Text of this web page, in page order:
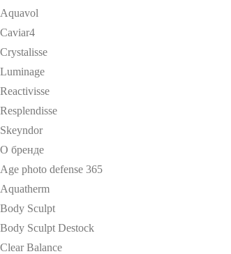
Aquavol
Caviar4
Crystalisse
Luminage
Reactivisse
Resplendisse
Skeyndor
О бренде
Age photo defense 365
Aquatherm
Body Sculpt
Body Sculpt Destock
Clear Balance